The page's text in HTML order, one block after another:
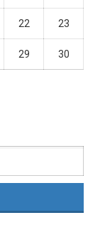
22 23
29 30